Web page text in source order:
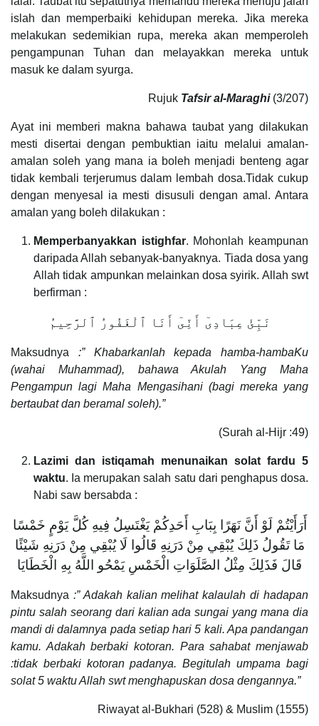
islah dan memperbaiki kehidupan mereka. Jika mereka
melakukan sedemikian rupa, mereka akan memperoleh
pengampunan Tuhan dan melayakkan mereka untuk
masuk ke dalam syurga.
Rujuk Tafsir al-Maraghi(3/207)
Ayat ini memberi makna bahawa taubat yang dilakukan
mesti disertai dengan pembuktian iaitu melalui amalan-
amalan soleh yang mana ia boleh menjadi benteng agar
tidak kembali terjerumus dalam lembah dosa.Tidak cukup
dengan menyesal ia mesti disusuli dengan amal. Antara
amalan yang boleh dilakukan :
Memperbanyakkan istighfar. Mohonlah keampunan
daripada Allah sebanyak-banyaknya. Tiada dosa yang
Allah tidak ampunkan melainkan dosa syirik. Allah swt
berfirman :
نَبِّئْ عِبَادِىٓ أَنِّىٓ أَنَا ٱلْغَفُورُ ٱلرَّحِيمُ
Maksudnya :” Khabarkanlah kepada hamba-hambaKu
(wahai Muhammad), bahawa Akulah Yang Maha
Pengampun lagi Maha Mengasihani (bagi mereka yang
bertaubat dan beramal soleh).”
(Surah al-Hijr :49)
Lazimi dan istiqamah menunaikan solat fardu 5
waktu. Ia merupakan salah satu dari penghapus dosa.
Nabi saw bersabda :
أَرَأَيْتُمْ لَوْ أَنَّ نَهَرًا بِبَابِ أَحَدِكُمْ يَغْتَسِلُ فِيهِ كُلَّ يَوْمٍ خَمْسًا
مَا تَقُولُ ذَلِكَ يُبْقِي مِنْ دَرَنِهِ قَالُوا لَا يُبْقِي مِنْ دَرَنِهِ شَيْئًا
قَالَ فَذَلِكَ مِثْلُ الصَّلَوَاتِ الْخَمْسِ يَمْحُو اللَّهُ بِهِ الْخَطَايَا
Maksudnya :” Adakah kalian melihat kalaulah di hadapan
pintu salah seorang dari kalian ada sungai yang mana dia
mandi di dalamnya pada setiap hari 5 kali. Apa pandangan
kamu. Adakah berbaki kotoran. Para sahabat menjawab
:tidak berbaki kotoran padanya. Begitulah umpama bagi
solat 5 waktu Allah swt menghapuskan dosa dengannya.”
Riwayat al-Bukhari (528) & Muslim (1555)